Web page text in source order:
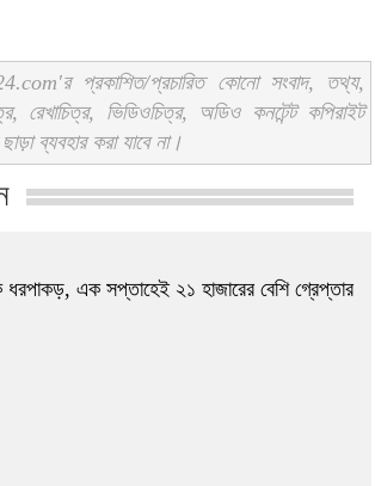
প্রকাশিত/প্রচারিত কোনো সংবাদ, তথ্য,
রেখাচিত্র, ভিডিওচিত্র, অডিও কনটেন্ট কপিরাইট
ব্যবহার করা যাবে না।
ধরপাকড়, এক সপ্তাহেই ২১ হাজারের বেশি গ্রেপ্তার